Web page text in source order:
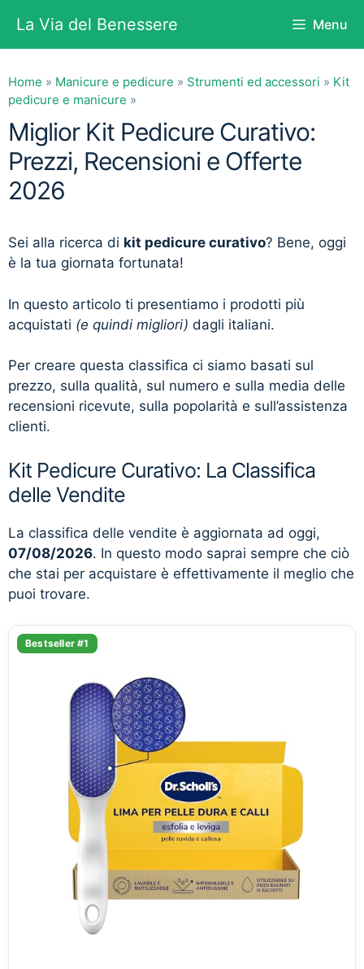
contenuto
La Via del Benessere Menu
Home » Manicure e pedicure » Strumenti ed accessori » Kit
pedicure e manicure »
Miglior Kit Pedicure Curativo:
Prezzi, Recensioni e Offerte
2026
Sei alla ricerca di kit pedicure curativo? Bene, oggi
è la tua giornata fortunata!
In questo articolo ti presentiamo i prodotti più
acquistati (e quindi migliori) dagli italiani.
Per creare questa classifica ci siamo basati sul
prezzo, sulla qualità, sul numero e sulla media delle
recensioni ricevute, sulla popolarità e sull’assistenza
clienti.
Kit Pedicure Curativo: La Classifica
delle Vendite
La classifica delle vendite è aggiornata ad oggi,
07/08/2026. In questo modo saprai sempre che ciò
che stai per acquistare è effettivamente il meglio che
puoi trovare.
Bestseller #1